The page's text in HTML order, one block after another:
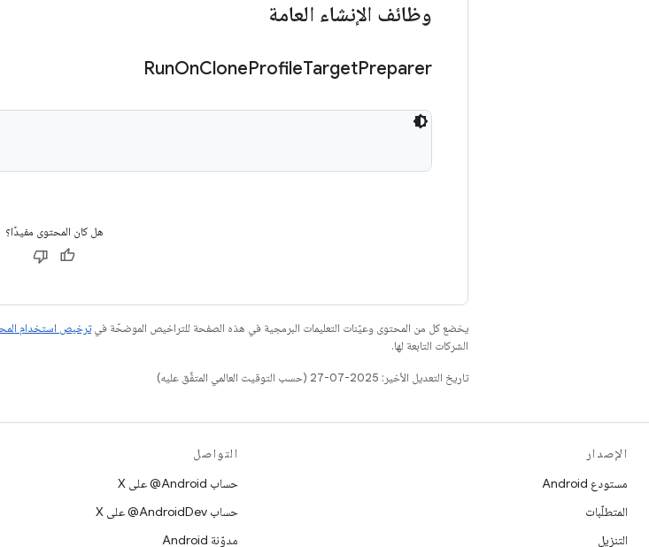
وظائف الإنشاء العامة
RunOnCloneProfileTargetPreparer
هل كان المحتوى مفيدًا؟
يخضع كل من المحتوى وعيّنات التعليمات البرمجية في هذه الصفحة للتراخيص الموضحّة فيترخيص استخدام
الشركات التابعة لها.
تاريخ التعديل الأخير: 2025-07-27 (حسب التوقيت العالمي المتفَّق عليه)
الإصدار
مستودع Android
المتطلّبات
التنزيل
التواصل
حساب ‎@Android على X
حساب ‎@AndroidDev على X
مدوّنة Android